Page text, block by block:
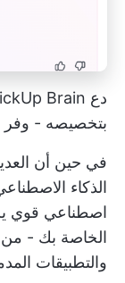
بتخصيصه - وفر
في حين أن
الذكاء
اصطناعي قوي
الخاصة بك - من
والتطبيقات